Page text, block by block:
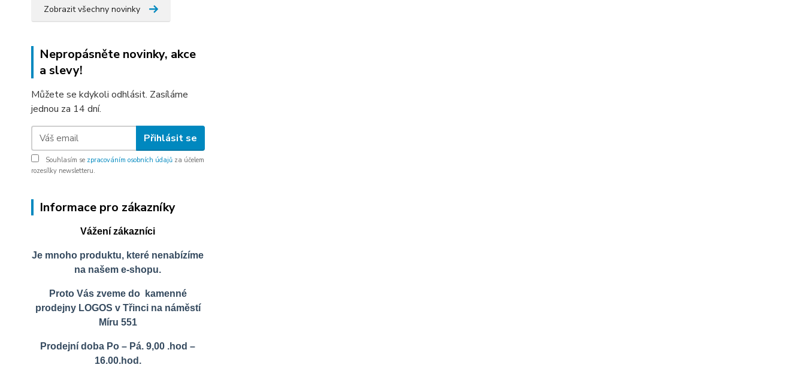
Zobrazit všechny novinky
Nepropásněte novinky, akce
a slevy!
Můžete se kdykoli odhlásit. Zasíláme
jednou za 14 dní.
Přihlásit se
Souhlasím se zpracováním osobních údajů za účelem
rozesílky newsletteru.
Informace pro zákazníky
Vážení zákazníci
Je mnoho produktu, které nenabízíme
na našem e-shopu.
Proto Vás zveme do kamenné
prodejny LOGOS v Třinci na náměstí
Míru 551
Prodejní doba Po – Pá. 9,00 .hod –
16.00.hod.